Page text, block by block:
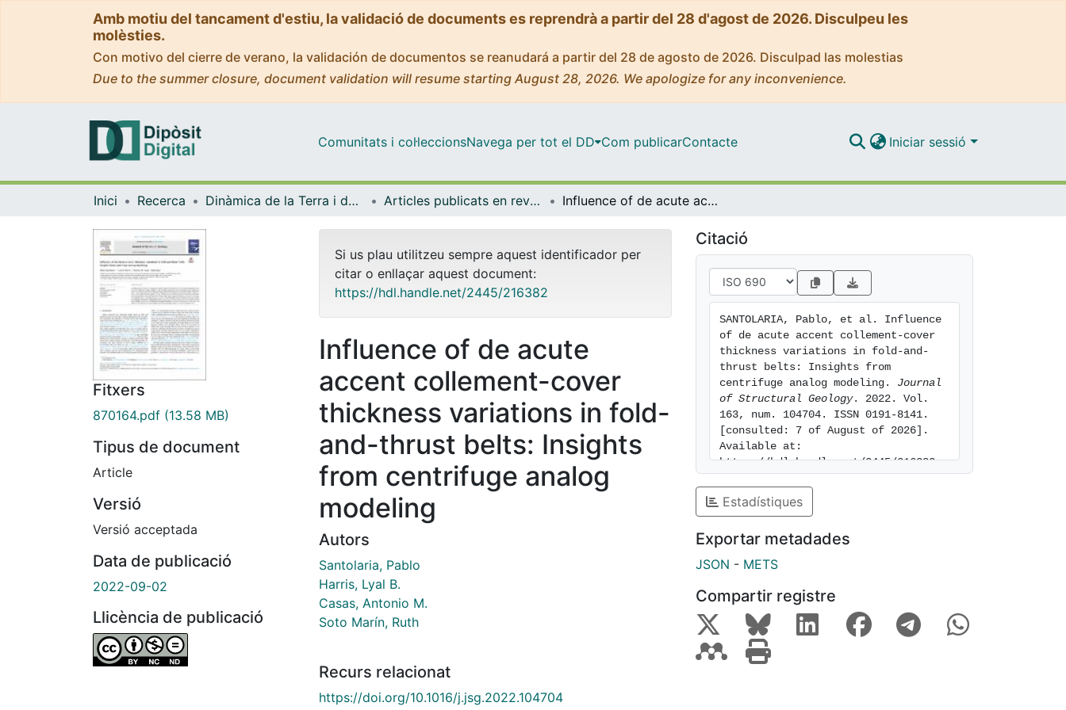
Amb motiu del tancament d'estiu, la validació de documents es reprendrà a partir del 28 d'agost de 2026. Disculpeu les
molèsties.
Con motivo del cierre de verano, la validación de documentos se reanudará a partir del 28 de agosto de 2026. Disculpad las molestias
Due to the summer closure, document validation will resume starting August 28, 2026. We apologize for any inconvenience.
Comunitats i col·leccionsNavega per tot el DD Com publicarContacte Iniciar sessió
Inici Recerca Dinàmica de la Terra i de l'Oceà Articles publicats en revistes (Dinàmica de la Terra i l'Oceà) Influence of de acute accent collement-cover thickness variations in fold-and-thrust belts: Insights from centrifuge analog modeling
Fitxers
870164.pdf (13.58 MB)
Tipus de document
Article
Versió
Versió acceptada
Data de publicació
2022-09-02
Llicència de publicació
Si us plau utilitzeu sempre aquest identificador per
citar o enllaçar aquest document:
https://hdl.handle.net/2445/216382
Influence of de acute
accent collement-cover
thickness variations in fold-
and-thrust belts: Insights
from centrifuge analog
modeling
Autors
Santolaria, Pablo
Harris, Lyal B.
Casas, Antonio M.
Soto Marín, Ruth
Recurs relacionat
https://doi.org/10.1016/j.jsg.2022.104704
Citació
SANTOLARIA, Pablo, et al. Influence
of de acute accent collement-cover
thickness variations in fold-and-
thrust belts: Insights from
centrifuge analog modeling. Journal
of Structural Geology. 2022. Vol.
163, num. 104704. ISSN 0191-8141.
[consulted: 7 of August of 2026].
Available at:
https://hdl.handle.net/2445/216382
Estadístiques
Exportar metadades
JSON - METS
Compartir registre